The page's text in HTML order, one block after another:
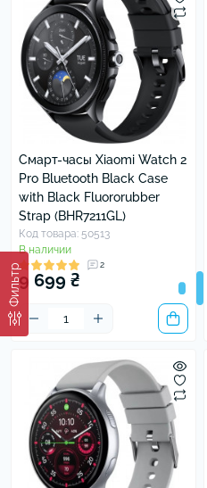
Фильтр
Смарт-часы Xiaomi Watch 2
Pro Bluetooth Black Case
with Black Fluororubber
Strap (BHR7211GL)
Код товара: 50513
В наличии
2
9 699 ₴